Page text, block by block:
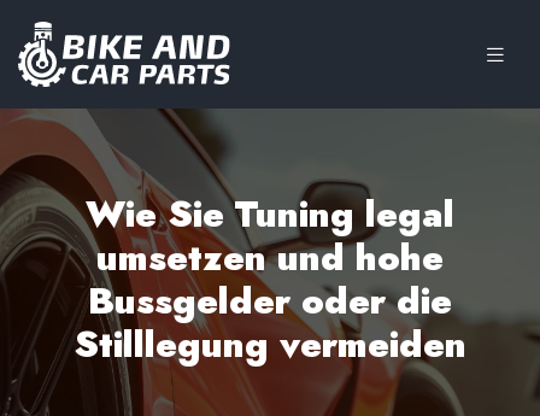
Wie Sie Tuning legal
umsetzen und hohe
Bussgelder oder die
Stilllegung vermeiden